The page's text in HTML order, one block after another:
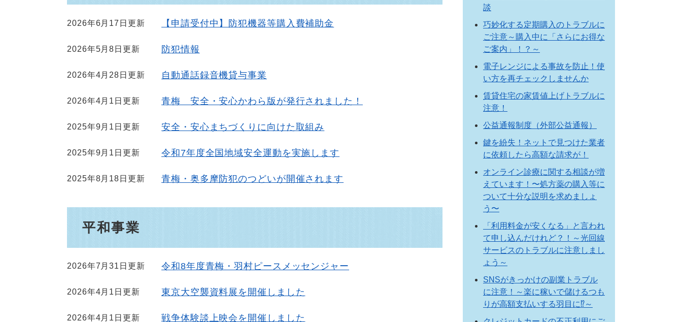
2026年6月17日更新 【申請受付中】防犯機器等購入費補助金
2026年5月8日更新 防犯情報
2026年4月28日更新 自動通話録音機貸与事業
2026年4月1日更新 青梅 安全・安心かわら版が発行されました！
2025年9月1日更新 安全・安心まちづくりに向けた取組み
2025年9月1日更新 令和7年度全国地域安全運動を実施します
2025年8月18日更新 青梅・奥多摩防犯のつどいが開催されます
平和事業
2026年7月31日更新 令和8年度青梅・羽村ピースメッセンジャー
2026年4月1日更新 東京大空襲資料展を開催しました
2026年4月1日更新 戦争体験談上映会を開催しました
談
巧妙化する定期購入のトラブルに
ご注意～購入中に「さらにお得な
ご案内」！？～
電子レンジによる事故を防止！使
い方を再チェックしませんか
賃貸住宅の家賃値上げトラブルに
注意！
公益通報制度（外部公益通報）
鍵を紛失！ネットで見つけた業者
に依頼したら高額な請求が！
オンライン診療に関する相談が増
えています！〜処方薬の購入等に
ついて十分な説明を求めましょ
う〜
「利用料金が安くなる」と言われ
て申し込んだけれど？！～光回線
サービスのトラブルに注意しまし
ょう～
SNSがきっかけの副業トラブル
に注意！～楽に稼いで儲けるつも
りが高額支払いする羽目に⁉～